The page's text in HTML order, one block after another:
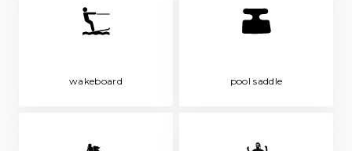
wakeboard pool saddle